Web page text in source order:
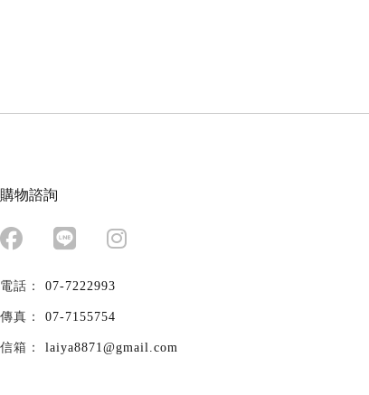
購物諮詢
07-7222993
07-7155754
laiya8871@gmail.com